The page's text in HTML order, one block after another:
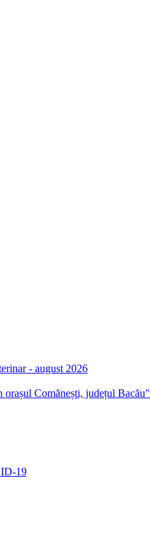
- august 2026
orașul Comănești, județul Bacău"
19